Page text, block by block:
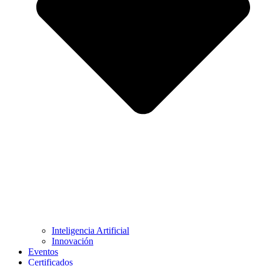
Inteligencia Artificial
Innovación
Eventos
Certificados